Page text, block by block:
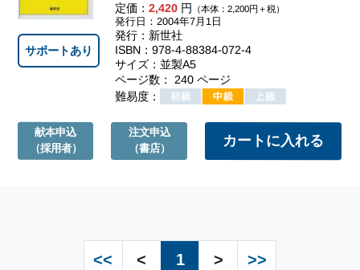
定価： 2,420円 （本体：2,200円＋税）
発行日：2004年7月1日
発行：新世社
ISBN：978-4-88384-072-4
サイズ：並製A5
ページ数： 240 ページ
難易度：
サポートあり
献本申込
（採用者）
注文申込
（書店）
<< < 1 > >>